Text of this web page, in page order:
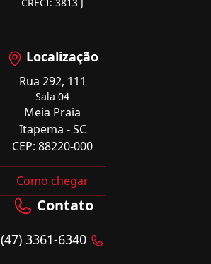
CRECI: 3813 J
Localização
Rua 292, 111
Sala 04
Meia Praia
Itapema - SC
CEP: 88220-000
Como chegar
Contato
(47) 3361-6340